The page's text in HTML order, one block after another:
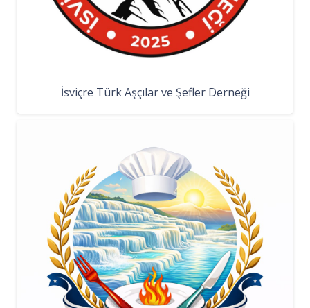
İsviçre Türk Aşçılar ve Şefler Derneği